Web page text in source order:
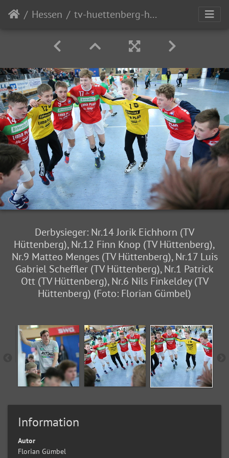
Hessen tv-huettenberg-hsg-wetzlar-u15-030
Derbysieger: Nr.14 Jorik Eichhorn (TV
Hüttenberg), Nr.12 Finn Knop (TV Hüttenberg),
Nr.9 Matteo Menges (TV Hüttenberg), Nr.17 Luis
Gabriel Scheffler (TV Hüttenberg), Nr.1 Patrick
Ott (TV Hüttenberg), Nr.6 Nils Finkeldey (TV
Hüttenberg) (Foto: Florian Gümbel)
Information
Autor
Florian Gümbel